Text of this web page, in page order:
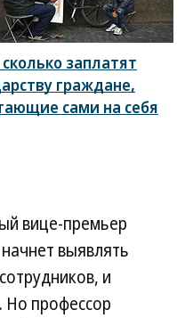
заплатят
граждане,
сами на себя
вице-премьер
выявлять
и
Но профессор